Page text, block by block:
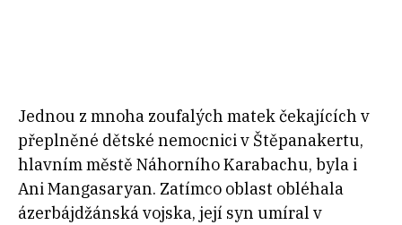
Jednou z mnoha zoufalých matek čekajících v
přeplněné dětské nemocnici v Štěpanakertu,
hlavním městě Náhorního Karabachu, byla i
Ani Mangasaryan. Zatímco oblast obléhala
ázerbájdžánská vojska, její syn umíral v